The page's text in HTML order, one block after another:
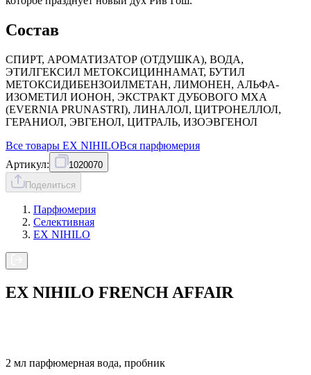
Состав
СПИРТ, АРОМАТИЗАТОР (ОТДУШКА), ВОДА,
ЭТИЛГЕКСИЛ МЕТОКСИЦИННАМАТ, БУТИЛ
МЕТОКСИДИБЕНЗОИЛМЕТАН, ЛИМОНЕН, АЛЬФА-
ИЗОМЕТИЛ ИОНОН, ЭКСТРАКТ ДУБОВОГО МХА
(EVERNIA PRUNASTRI), ЛИНАЛОЛ, ЦИТРОНЕЛЛОЛ,
ГЕРАНИОЛ, ЭВГЕНОЛ, ЦИТРАЛЬ, ИЗОЭВГЕНОЛ
Все товары EX NIHILOВся парфюмерия
Артикул:
1020070
Поделиться
Парфюмерия
Селективная
EX NIHILO
EX NIHILO FRENCH AFFAIR
2 мл парфюмерная вода, пробник